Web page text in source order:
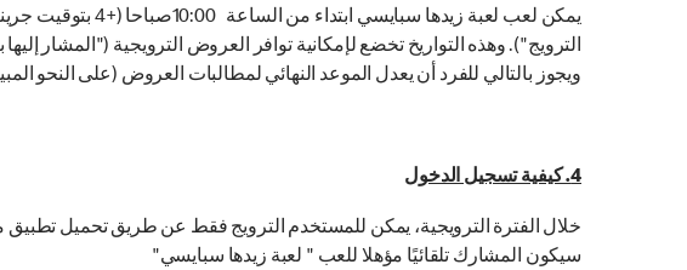
الترويج"). وهذه التواريخ تخضع لإمكانية توافر العروض الترويجية
ويجوز بالتالي للفرد أن يعدل الموعد النهائي لمطالبات العروض (على النحو
4. كيفية تسجيل الدخول
خلال الفترة الترويجية، يمكن للمستخدم الترويج فقط عن طريق تحميل
سيكون المشارك تلقائيًا مؤهلا للعب " لعبة زيدها سبايسي"